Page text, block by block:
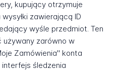
kupujący otrzymuje
zawierającą ID
wyśle przedmiot. Ten
używany zarówno w
Zamówienia" konta
śledzenia